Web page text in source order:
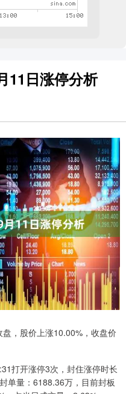
11日涨停分析
，股价上涨10.00%，收盘价
打开涨停3次，封住涨停时长
单量：6188.36万，目前封板